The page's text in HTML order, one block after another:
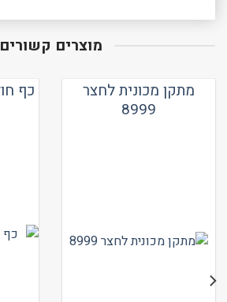
מוצרים קשורים
מתקן מכונית לחצר
8999